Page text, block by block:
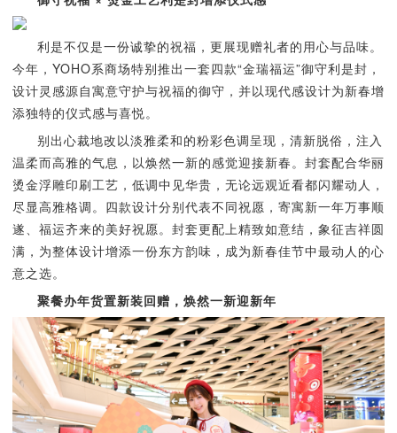
利是不仅是一份诚挚的祝福，更展现赠礼者的用心与品味。
今年，YOHO系商场特别推出一套四款“金瑞福运”御守利是封，
设计灵感源自寓意守护与祝福的御守，并以现代感设计为新春增
添独特的仪式感与喜悦。
别出心裁地改以淡雅柔和的粉彩色调呈现，清新脱俗，注入
温柔而高雅的气息，以焕然一新的感觉迎接新春。封套配合华丽
烫金浮雕印刷工艺，低调中见华贵，无论远观近看都闪耀动人，
尽显高雅格调。四款设计分别代表不同祝愿，寄寓新一年万事顺
遂、福运齐来的美好祝愿。封套更配上精致如意结，象征吉祥圆
满，为整体设计增添一份东方韵味，成为新春佳节中最动人的心
意之选。
聚餐办年货置新装回赠，焕然一新迎新年